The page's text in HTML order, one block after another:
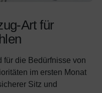
Art für
die Bedürfnisse von
im ersten Monat
Sitz und